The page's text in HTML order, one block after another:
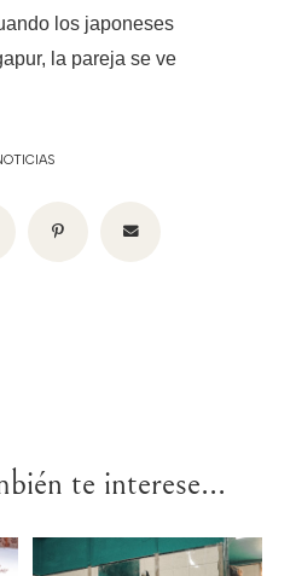
los japoneses
la pareja se ve
te interese...